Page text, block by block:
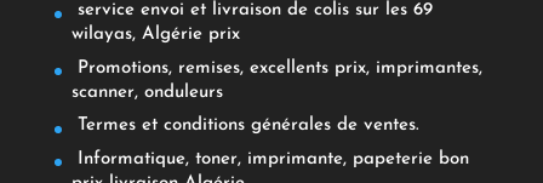
service envoi et livraison de colis sur les 69
wilayas, Algérie prix
Promotions, remises, excellents prix, imprimantes,
scanner, onduleurs
Termes et conditions générales de ventes.
Informatique, toner, imprimante, papeterie bon